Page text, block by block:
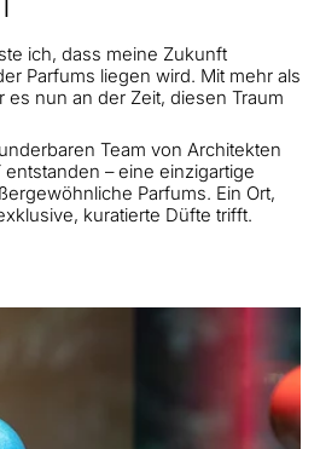
ich, dass meine Zukunft
Parfums liegen wird. Mit mehr als
es nun an der Zeit, diesen Traum
Team von Architekten
entstanden – eine einzigartige
Parfums. Ein Ort,
kuratierte Düfte trifft.